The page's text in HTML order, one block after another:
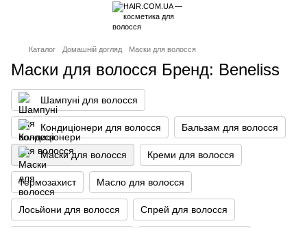
Каталог Домашній догляд Маски для волосся
Маски для волосся Бренд: Beneliss
Шампуні для волосся
Кондиціонери для волосся Бальзам для волосся
Маски для волосся Креми для волосся
Термозахист Масло для волосся
Лосьйони для волосся Спрей для волосся